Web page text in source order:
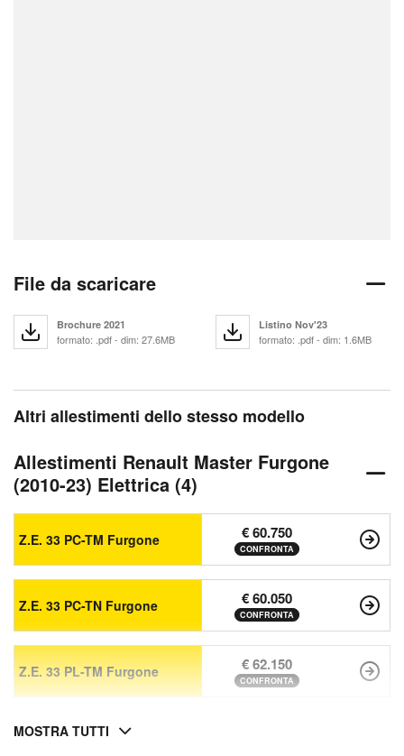
File da scaricare
Brochure 2021
formato: .pdf - dim: 27.6MB
Listino Nov'23
formato: .pdf - dim: 1.6MB
Altri allestimenti dello stesso modello
Allestimenti Renault Master Furgone
(2010-23) Elettrica (4)
Z.E. 33 PC-TM Furgone € 60.750
CONFRONTA
Z.E. 33 PC-TN Furgone € 60.050
CONFRONTA
Z.E. 33 PL-TM Furgone € 62.150
CONFRONTA
MOSTRA TUTTI